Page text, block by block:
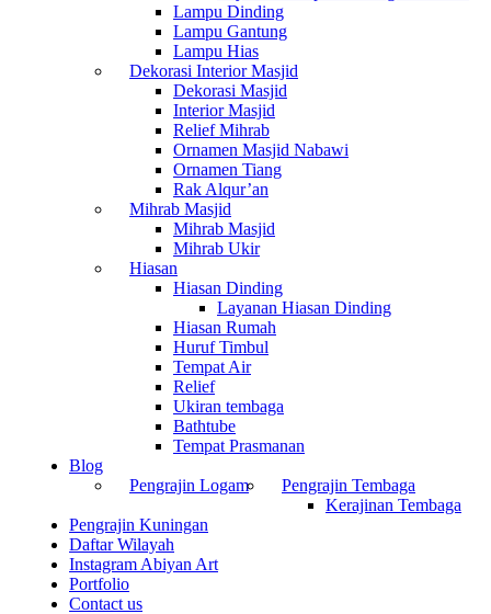
Lampu Dinding
Lampu Gantung
Lampu Hias
Dekorasi Interior Masjid
Dekorasi Masjid
Interior Masjid
Relief Mihrab
Ornamen Masjid Nabawi
Ornamen Tiang
Rak Alqur’an
Mihrab Masjid
Mihrab Masjid
Mihrab Ukir
Hiasan
Hiasan Dinding
Layanan Hiasan Dinding
Hiasan Rumah
Huruf Timbul
Tempat Air
Relief
Ukiran tembaga
Bathtube
Tempat Prasmanan
Blog
Pengrajin Logam
Pengrajin Tembaga
Kerajinan Tembaga
Pengrajin Kuningan
Daftar Wilayah
Instagram Abiyan Art
Portfolio
Contact us